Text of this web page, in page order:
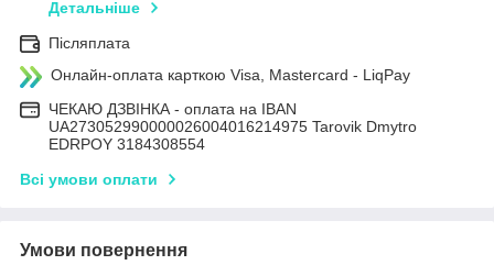
Детальніше
Післяплата
Онлайн-оплата карткою Visa, Mastercard - LiqPay
ЧЕКАЮ ДЗВІНКА - оплата на IBAN
UA273052990000026004016214975 Tarovik Dmytro
EDRPOY 3184308554
Всі умови оплати
Умови повернення